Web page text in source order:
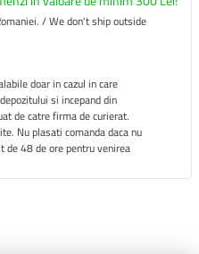
/ We don't ship outside
doar in cazul in care
si incepand din
de catre firma de curierat.
Nu plasati comanda daca nu
48 de ore pentru venirea